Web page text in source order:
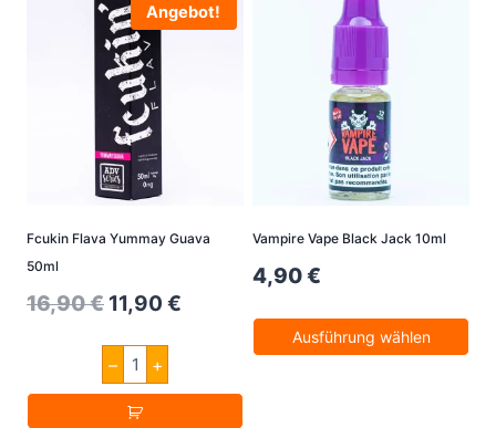
Angebot!
Fcukin Flava Yummay Guava
50ml
16,90€ Original
was:
16,90 €.
11,90 €
11,90 €.
–
Fcukin
Flava
Yummay
Guava
+
Vampire Vape Black Jack 10ml
4,90€
Ausführung wählen